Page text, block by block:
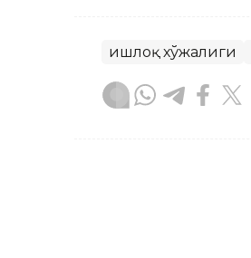
Қишлоқ хўжалиги